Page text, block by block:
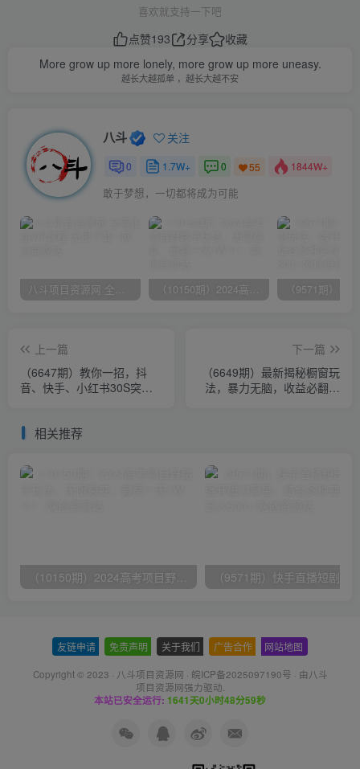
喜欢就支持一下吧
点赞193 分享
收藏
More grow up more lonely, more grow up more uneasy.
越长大越孤单 ，越长大越不安
八斗 关注
0 1.7W+ 0 55 1844W+
敢于梦想，一切都将成为可能
八斗项目资源网 全网正品VIP课程 无损下载~ （10150期）2024高考项目野路子玩法，无限裂变，最高一天1W＋！
上一篇
（6647期）教你一招，抖
音、快手、小红书30S突破
下一篇
（6649期）最新揭秘橱窗玩
法，暴力无脑，收益必翻，
相关推荐
（10150期）2024高考项目野路子玩法，无限裂变，最高一天1W＋！
友链申请 免责声明 关于我们 广告合作 网站地图
Copyright © 2023 · 八斗项目资源网 · 皖ICP备2025097190号 · 由八斗
项目资源网强力驱动.
本站已安全运行: 1641天0小时48分59秒